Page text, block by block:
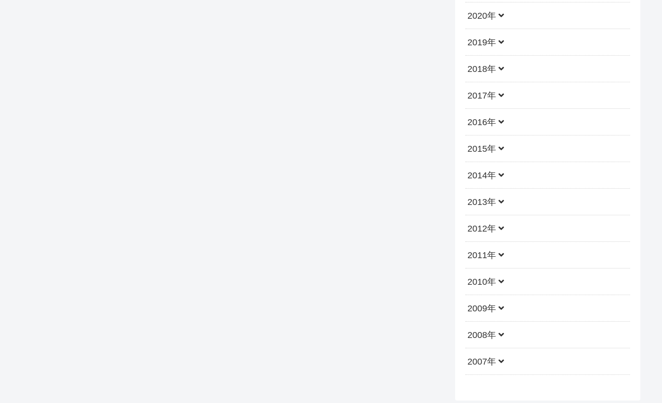
2020年
2019年
2018年
2017年
2016年
2015年
2014年
2013年
2012年
2011年
2010年
2009年
2008年
2007年